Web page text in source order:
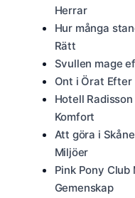
Herrar
Hur många
Rätt
Svullen mage
Ont i Örat Efter
Hotell
Komfort
Att göra i
Miljöer
Pink Pony Club
Gemenskap